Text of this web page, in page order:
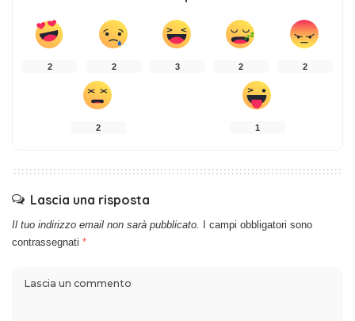
2 2 3 2 2
2 1
Lascia una risposta
Il tuo indirizzo email non sarà pubblicato. I campi obbligatori sono
contrassegnati *